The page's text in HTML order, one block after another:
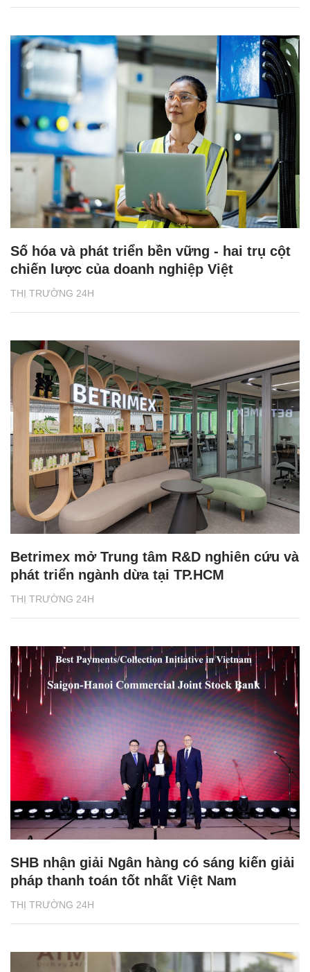
THỊ TRƯỜNG 24H
Số hóa và phát triển bền vững - hai trụ cột
chiến lược của doanh nghiệp Việt
THỊ TRƯỜNG 24H
Betrimex mở Trung tâm R&D nghiên cứu và
phát triển ngành dừa tại TP.HCM
THỊ TRƯỜNG 24H
SHB nhận giải Ngân hàng có sáng kiến giải
pháp thanh toán tốt nhất Việt Nam